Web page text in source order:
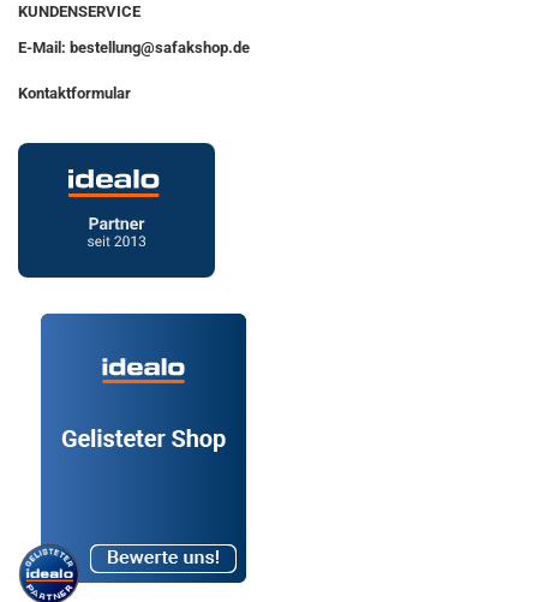
KUNDENSERVICE
E-Mail: bestellung@safakshop.de
Kontaktformular